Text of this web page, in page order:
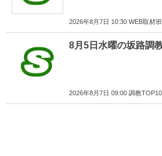
2026年8月7日 10:30 WEB取材
8月5日水曜の坂路調
2026年8月7日 09:00 調教TOP10